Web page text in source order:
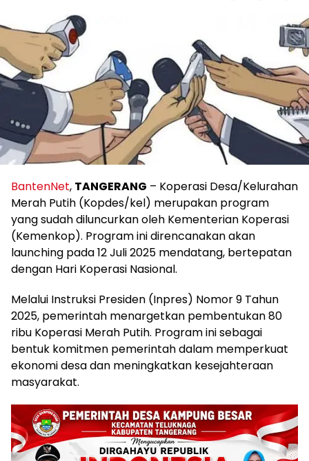
BantenNet, TANGERANG – Koperasi Desa/Kelurahan
Merah Putih (Kopdes/kel) merupakan program
yang sudah diluncurkan oleh Kementerian Koperasi
(Kemenkop). Program ini direncanakan akan
launching pada 12 Juli 2025 mendatang, bertepatan
dengan Hari Koperasi Nasional.
Melalui Instruksi Presiden (Inpres) Nomor 9 Tahun
2025, pemerintah menargetkan pembentukan 80
ribu Koperasi Merah Putih. Program ini sebagai
bentuk komitmen pemerintah dalam memperkuat
ekonomi desa dan meningkatkan kesejahteraan
masyarakat.